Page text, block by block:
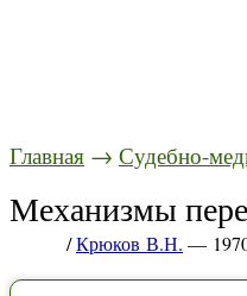
Главная → Судебно-
Механизмы
/Крюков В.Н. —